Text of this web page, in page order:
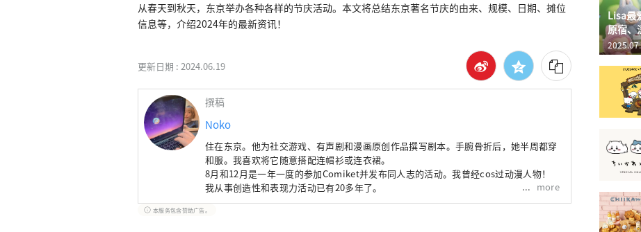
从春天到秋天，东京举办各种各样的节庆活动。本文将总结东京著名节庆的由来、规模、日期、摊位
更新日期 : 2024.06.19
撰稿
Noko
住在东京。他为社交游戏、有声剧和漫画原创作品撰写剧本。手腕骨折后，她半周都穿
和服。我喜欢将它随意搭配连帽衫或连衣裙。
8月和12月是一年一度的参加Comiket并发布同人志的活动。我曾经cos过动漫人物！
我从事创造性和表现力活动已有20多年了。
more
本服务包含赞助广告。
Lisa最
原宿、